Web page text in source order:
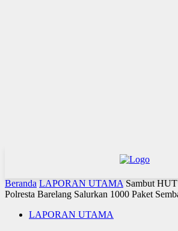
Beranda LAPORAN UTAMA Sambut
Polresta Barelang Salurkan 1000 Paket
LAPORAN UTAMA